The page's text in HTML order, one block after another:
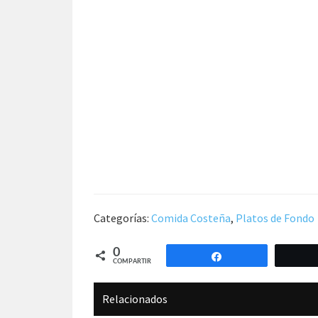
Categorías: Comida Costeña, Platos de Fondo
0
COMPARTIR
Relacionados